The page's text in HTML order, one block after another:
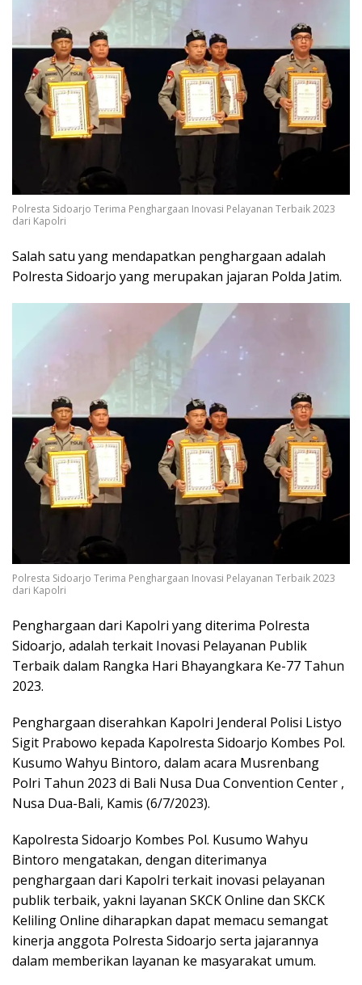
Polresta Sidoarjo Terima Penghargaan Inovasi Pelayanan Terbaik 2023
dari Kapolri
Salah satu yang mendapatkan penghargaan adalah
Polresta Sidoarjo yang merupakan jajaran Polda Jatim.
Polresta Sidoarjo Terima Penghargaan Inovasi Pelayanan Terbaik 2023
dari Kapolri
Penghargaan dari Kapolri yang diterima Polresta
Sidoarjo, adalah terkait Inovasi Pelayanan Publik
Terbaik dalam Rangka Hari Bhayangkara Ke-77 Tahun
2023.
Penghargaan diserahkan Kapolri Jenderal Polisi Listyo
Sigit Prabowo kepada Kapolresta Sidoarjo Kombes Pol.
Kusumo Wahyu Bintoro, dalam acara Musrenbang
Polri Tahun 2023 di Bali Nusa Dua Convention Center ,
Nusa Dua-Bali, Kamis (6/7/2023).
Kapolresta Sidoarjo Kombes Pol. Kusumo Wahyu
Bintoro mengatakan, dengan diterimanya
penghargaan dari Kapolri terkait inovasi pelayanan
publik terbaik, yakni layanan SKCK Online dan SKCK
Keliling Online diharapkan dapat memacu semangat
kinerja anggota Polresta Sidoarjo serta jajarannya
dalam memberikan layanan ke masyarakat umum.